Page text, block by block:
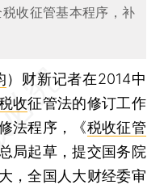
收征管基本程序，补
） 财新记者在2014中
收征管法的修订工作
法程序，《税收征管
局起草，提交国务院
，全国人大财经委审